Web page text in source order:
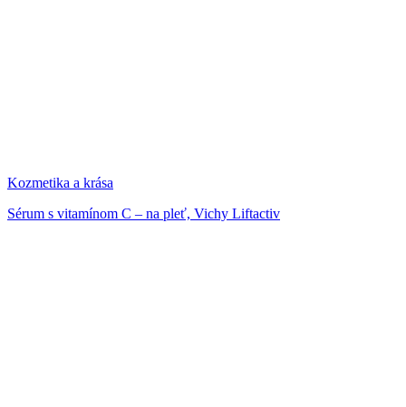
Kozmetika a krása
Sérum s vitamínom C – na pleť, Vichy Liftactiv